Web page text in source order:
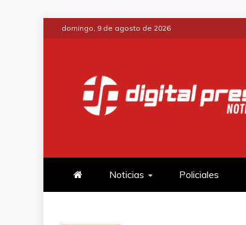
Saltar
al
domingo, 9 de agosto de 2026
DIGITAL
Noticias Policiales